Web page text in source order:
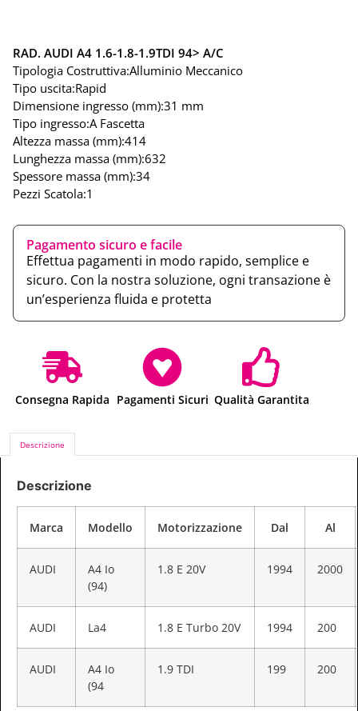
RAD. AUDI A4 1.6-1.8-1.9TDI 94> A/C
Tipologia Costruttiva:Alluminio Meccanico
Tipo uscita:Rapid
Dimensione ingresso (mm):31 mm
Tipo ingresso:A Fascetta
Altezza massa (mm):414
Lunghezza massa (mm):632
Spessore massa (mm):34
Pezzi Scatola:1
Pagamento sicuro e facile
Effettua pagamenti in modo rapido, semplice e
sicuro. Con la nostra soluzione, ogni transazione è
un’esperienza fluida e protetta
Consegna Rapida Pagamenti Sicuri Qualità Garantita
Descrizione
Descrizione
Marca Modello Motorizzazione Dal Al
AUDI
A4 Io
(94)
1.8 E 20V 1994 2000
AUDI La4 1.8 E Turbo 20V 1994 200
AUDI
A4 Io
(94
1.9 TDI 199 200